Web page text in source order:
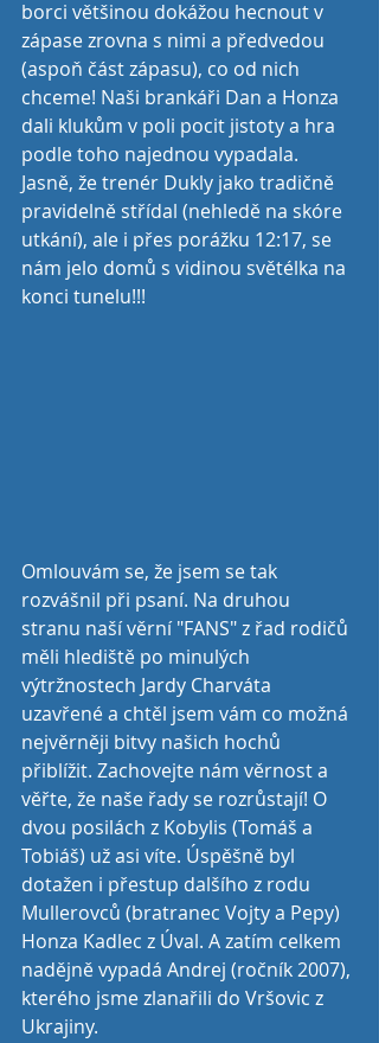
borci většinou dokážou hecnout v
zápase zrovna s nimi a předvedou
(aspoň část zápasu), co od nich
chceme! Naši brankáři Dan a Honza
dali klukům v poli pocit jistoty a hra
podle toho najednou vypadala.
Jasně, že trenér Dukly jako tradičně
pravidelně střídal (nehledě na skóre
utkání), ale i přes porážku 12:17, se
nám jelo domů s vidinou světélka na
konci tunelu!!!
Omlouvám se, že jsem se tak
rozvášnil při psaní. Na druhou
stranu naší věrní "FANS" z řad rodičů
měli hlediště po minulých
výtržnostech Jardy Charváta
uzavřené a chtěl jsem vám co možná
nejvěrněji bitvy našich hochů
přiblížit. Zachovejte nám věrnost a
věřte, že naše řady se rozrůstají! O
dvou posilách z Kobylis (Tomáš a
Tobiáš) už asi víte. Úspěšně byl
dotažen i přestup dalšího z rodu
Mullerovců (bratranec Vojty a Pepy)
Honza Kadlec z Úval. A zatím celkem
nadějně vypadá Andrej (ročník 2007),
kterého jsme zlanařili do Vršovic z
Ukrajiny.